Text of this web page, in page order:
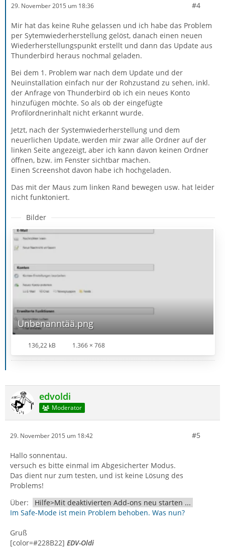
29. November 2015 um 18:36 #4
Mir hat das keine Ruhe gelassen und ich habe das Problem
per Sytemwiederherstellung gelöst, danach einen neuen
Wiederherstellungspunkt erstellt und dann das Update aus
Thunderbird heraus nochmal geladen.
Bei dem 1. Problem war nach dem Update und der
Neuinstallation einfach nur der Rohzustand zu sehen, inkl.
der Anfrage von Thunderbird ob ich ein neues Konto
hinzufügen möchte. So als ob der eingefügte
Profilordnerinhalt nicht erkannt wurde.
Jetzt, nach der Systemwiederherstellung und dem
neuerlichen Update, werden mir zwar alle Ordner auf der
linken Seite angezeigt, aber ich kann davon keinen Ordner
öffnen, bzw. im Fenster sichtbar machen.
Einen Screenshot davon habe ich hochgeladen.
Das mit der Maus zum linken Rand bewegen usw. hat leider
nicht funktoniert.
Bilder
Unbenanntää.png
136,22 kB 1.366 × 768
edvoldi
Moderator
29. November 2015 um 18:42 #5
Hallo sonnentau.
versuch es bitte einmal im Abgesicherter Modus.
Das dient nur zum testen, und ist keine Lösung des
Problems!
Über:
Hilfe>Mit deaktivierten Add-ons neu starten ...
Im Safe-Mode ist mein Problem behoben. Was nun?
Gruß
[color=#228B22] EDV-Oldi